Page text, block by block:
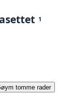
1
tomme rader